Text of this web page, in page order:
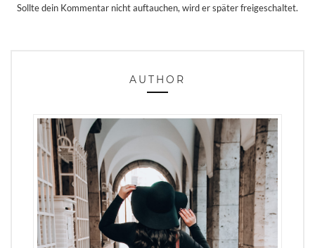
Sollte dein Kommentar nicht auftauchen, wird er später freigeschaltet.
AUTHOR